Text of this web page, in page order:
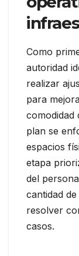
Como
autoridad
realizar
para
comodidad
plan se
espacios
etapa
del
cantidad
resolver
casos.